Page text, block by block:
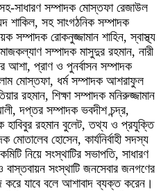
সাধারণ সম্পাদক মোস্তফা রেজাউল
শাকিল, সহ সাংগঠনিক সম্পাদক
রোকনুজ্জামান শাহিন, স্বাস্থ্য
সম্পাদক মাসুদুর রহমান, নারী
আশা, প্রাণ ও পুনর্বাসন সম্পাদক
মোস্তফা, ধর্ম সম্পাদক আশরাফুল
রহমান, শিক্ষা সম্পাদক মনিরুজ্জামান
দপ্তর সম্পাদক ভবদীশ চন্দ্র,
হাবিবুর রহমান বুলেট, তথ্য ও প্রযুক্তি
মোতালেব হোসেন, কার্যনির্বাহী সদস্য
নিয়ে সংস্থাটির সভাপতি, সাধারণ
বাস্তবায়ন সংস্থাটি জনসেবার জনগণের
করে যাবে বলে আশাবাদ ব্যক্ত করেন।